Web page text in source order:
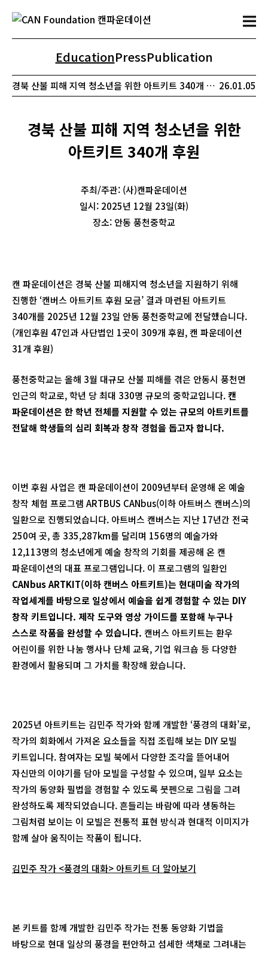
EducationPressPublication
경북 산불 피해 지역 청소년을 위한 아트키트 340개 후원 26.01.05
경북 산불 피해 지역 청소년을 위한
아트키트 340개 후원
주최/주관: (사)캔파운데이션
일시: 2025년 12월 23일(화)
장소: 안동 풍천중학교
캔 파운데이션은 경북 산불 피해지역 청소년을 지원하기 위해
진행한 ‘캔버스 아트키트 후원 모금’ 결과 마련된 아트키트
340개를 2025년 12월 23일 안동 풍천중학교에 전달했습니다.
(개인후원 47인과 사단법인 1곳이 309개 후원, 캔 파운데이션
31개 후원)
풍천중학교는 올해 3월 대규모 산불 피해를 겪은 안동시 풍천면
인근의 학교로, 학년 당 최대 330명 규모의 중학교입니다.캔
파운데이션은 한 학년 전체를 지원할 수 있는 규모의 아트키트를
전달해 학생들의 심리 회복과 창작 경험을 돕고자 합니다.
이번 후원 사업은 캔 파운데이션이 2009년부터 운영해 온 예술
창작 체험 프로그램 ARTBUS CANbus(이하 아트버스 캔버스)의
일환으로 진행되었습니다. 아트버스 캔버스는 지난 17년간 전국
250여 곳, 총 335,287km를 달리며 156명의 예술가와
12,113명의 청소년에게 예술 창작의 기회를 제공해 온 캔
파운데이션의 대표 프로그램입니다. 이 프로그램의 일환인
CANbus ARTKIT(이하 캔버스 아트키트)는 현대미술 작가의
작업세계를 바탕으로 일상에서 예술을 쉽게 경험할 수 있는 DIY
창작 키트입니다. 제작 도구와 영상 가이드를 포함해 누구나
스스로 작품을 완성할 수 있습니다. 캔버스 아트키트는 환우
어린이를 위한 나눔 행사나 단체 교육, 기업 워크숍 등 다양한
환경에서 활용되며 그 가치를 확장해 왔습니다.
2025년 아트키트는 김민주 작가와 함께 개발한 ‘풍경의 대화’로,
작가의 회화에서 가져온 요소들을 직접 조립해 보는 DIY 모빌
키트입니다. 참여자는 모빌 북에서 다양한 조각을 뜯어내어
자신만의 이야기를 담아 모빌을 구성할 수 있으며, 일부 요소는
작가의 동양화 필법을 경험할 수 있도록 붓펜으로 그림을 그려
완성하도록 제작되었습니다. 흔들리는 바람에 따라 생동하는
그림처럼 보이는 이 모빌은 전통적 표현 방식과 현대적 이미지가
함께 살아 움직이는 작품이 됩니다.
김민주 작가 <풍경의 대화> 아트키트 더 알아보기
본 키트를 함께 개발한 김민주 작가는 전통 동양화 기법을
바탕으로 현대 일상의 풍경을 편안하고 섬세한 색채로 그려내는